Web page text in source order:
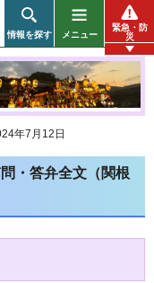
情報を探す メニュー
緊急・防
災
年7月12日
・答弁全文（関根